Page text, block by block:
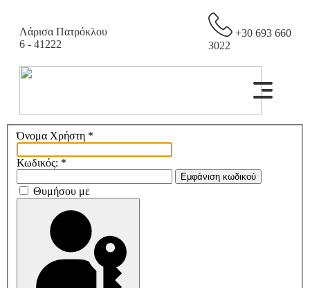
Λάρισα Πατρόκλου
6 - 41222
+30 693 660
3022
Όνομα Χρήστη *
Κωδικός: *
Εμφάνιση κωδικού
Θυμήσου με